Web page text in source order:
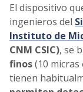
El dispositivo
ingenieros del
Instituto de
CNM CSIC), se
finos(10 micras
tienen